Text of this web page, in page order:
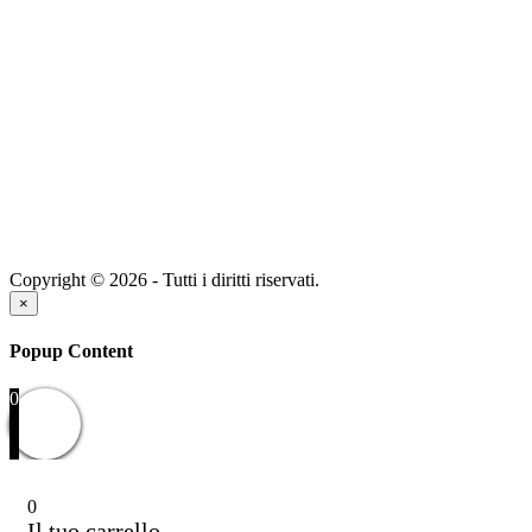
Copyright © 2026 - Tutti i diritti riservati.
×
Popup Content
0
0